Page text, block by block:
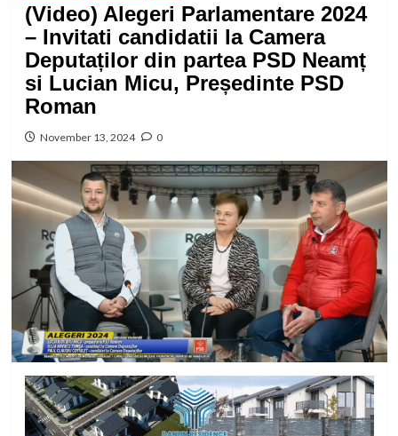
(Video) Alegeri Parlamentare 2024
– Invitati candidatii la Camera
Deputaților din partea PSD Neamț
si Lucian Micu, Președinte PSD
Roman
November 13, 2024 0